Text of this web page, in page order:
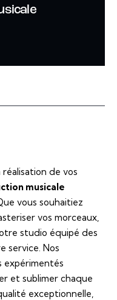
réalisation de vos
musicale
vous souhaitiez
vos morceaux,
studio équipé des
service. Nos
expérimentés
et sublimer chaque
exceptionnelle,